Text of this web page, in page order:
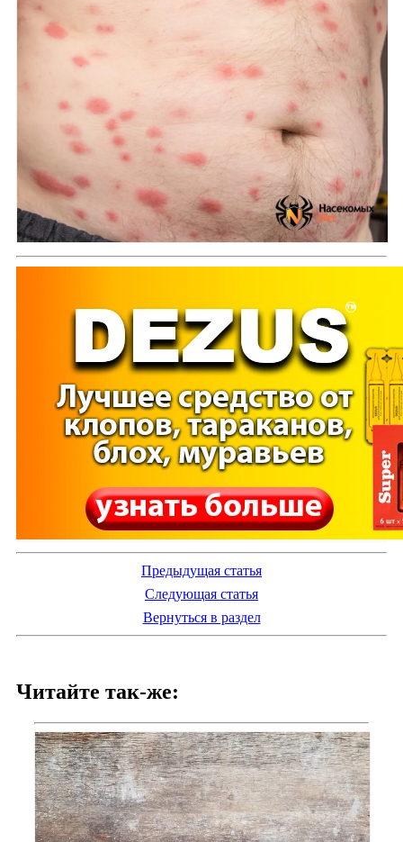
Предыдущая статья
Следующая статья
Вернуться в раздел
Читайте так-же: